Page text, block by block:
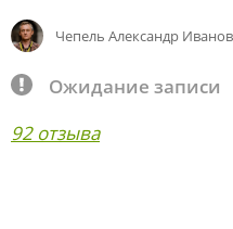
Чепель Александр
Ожидание записи
92 отзыва